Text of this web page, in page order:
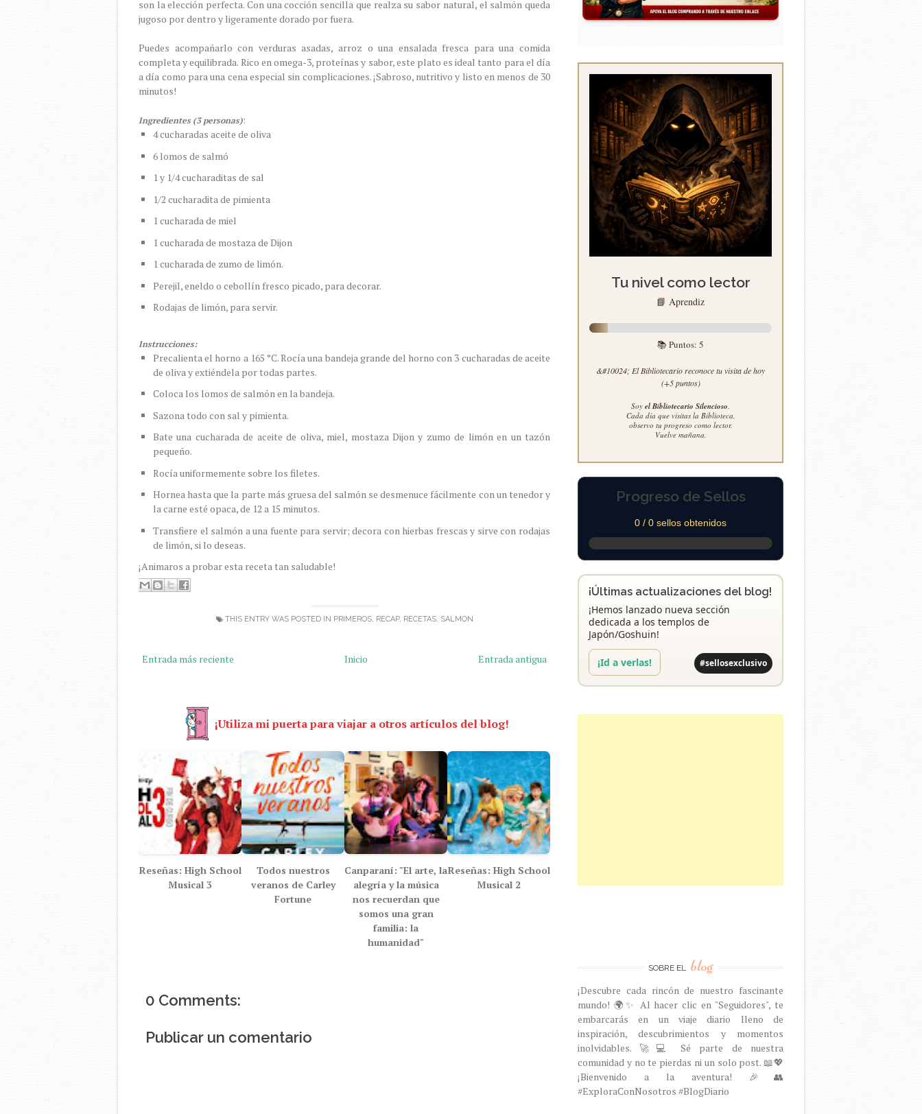
son la elección perfecta. Con una cocción sencilla que realza su sabor natural, el salmón queda
jugoso por dentro y ligeramente dorado por fuera.
Puedes acompañarlo con verduras asadas, arroz o una ensalada fresca para una comida
completa y equilibrada. Rico en omega-3, proteínas y sabor, este plato es ideal tanto para el día
a día como para una cena especial sin complicaciones. ¡Sabroso, nutritivo y listo en menos de 30
minutos!
Ingredientes (3 personas):
4 cucharadas aceite de oliva
6 lomos de salmó
1 y 1/4 cucharaditas de sal
1/2 cucharadita de pimienta
1 cucharada de miel
1 cucharada de mostaza de Dijon
1 cucharada de zumo de limón.
Perejil, eneldo o cebollín fresco picado, para decorar.
Rodajas de limón, para servir.
Instrucciones:
Precalienta el horno a 165 °C. Rocía una bandeja grande del horno con 3 cucharadas de aceite
de oliva y extiéndela por todas partes.
Coloca los lomos de salmón en la bandeja.
Sazona todo con sal y pimienta.
Bate una cucharada de aceite de oliva, miel, mostaza Dijon y zumo de limón en un tazón
pequeño.
Rocía uniformemente sobre los filetes.
Hornea hasta que la parte más gruesa del salmón se desmenuce fácilmente con un tenedor y
la carne esté opaca, de 12 a 15 minutos.
Transfiere el salmón a una fuente para servir; decora con hierbas frescas y sirve con rodajas
de limón, si lo deseas.
¡Animaros a probar esta receta tan saludable!
THIS ENTRY WAS POSTED IN PRIMEROS, RECAP, RECETAS, SALMON
Entrada más reciente Entrada antigua
Inicio
¡Utiliza mi puerta para viajar a otros artículos del blog!
Reseñas: High School
Musical 3
Todos nuestros
veranos de Carley
Fortune
Canparaní: "El arte, la
alegría y la música
nos recuerdan que
somos una gran
familia: la
humanidad"
Reseñas: High School
Musical 2
0 Comments:
Publicar un comentario
Tu nivel como lector
📘 Aprendiz
📚 Puntos: 5
&#10024; El Bibliotecario reconoce tu visita de hoy
(+5 puntos)
Soy el Bibliotecario Silencioso.
Cada día que visitas la Biblioteca,
observo tu progreso como lector.
Vuelve mañana.
Progreso de Sellos
0 / 0 sellos obtenidos
¡Últimas actualizaciones del blog!
¡Hemos lanzado nueva sección
dedicada a los templos de
Japón/Goshuin!
¡Id a verlas! #sellosexclusivo
SOBRE EL blog
¡Descubre cada rincón de nuestro fascinante
mundo! 🌍✨ Al hacer clic en "Seguidores", te
embarcarás en un viaje diario lleno de
inspiración, descubrimientos y momentos
inolvidables. 🚀💻 Sé parte de nuestra
comunidad y no te pierdas ni un solo post. 📖💖
¡Bienvenido a la aventura! 🎉👥
#ExploraConNosotros #BlogDiario